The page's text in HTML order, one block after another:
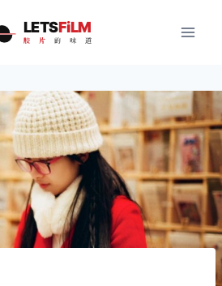
LETSFiLM
胶 片 的 味 道